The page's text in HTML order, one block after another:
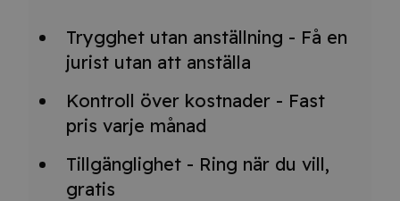
Trygghet utan anställning - Få en
jurist utan att anställa
Kontroll över kostnader - Fast
pris varje månad
Tillgänglighet - Ring när du vill,
gratis